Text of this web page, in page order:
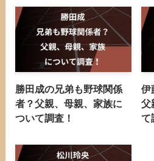
勝田成の兄弟も野球関係
者？父親、母親、家族に
ついて調査！
伊
父
て